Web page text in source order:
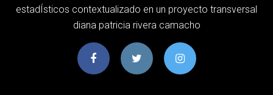
estadÍsticos contextualizado en un proyecto transversal
diana patricia rivera camacho